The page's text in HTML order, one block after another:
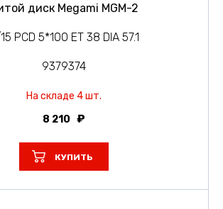
диск Megami MGM-2
PCD 5*100 ET 38 DIA 57.1
9379374
На складе 4 шт.
8 210
КУПИТЬ